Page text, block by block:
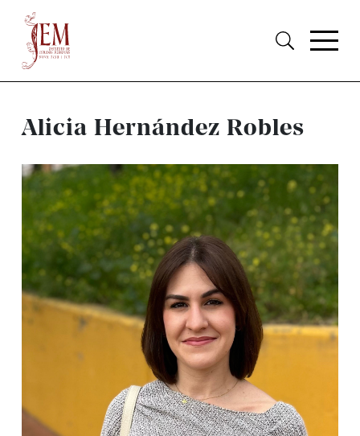
Alicia Hernández Robles